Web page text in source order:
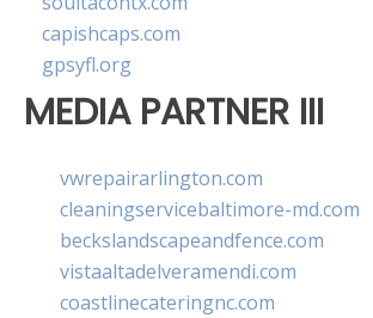
capishcaps.com
gpsyfl.org
MEDIA PARTNER III
vwrepairarlington.com
cleaningservicebaltimore-md.com
beckslandscapeandfence.com
vistaaltadelveramendi.com
coastlinecateringnc.com